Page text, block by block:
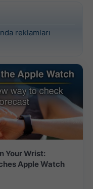
reklamları
Your Wrist:
Apple Watch